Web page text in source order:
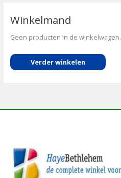
Winkelmand
Geen producten in de winkelwagen.
Verder winkelen